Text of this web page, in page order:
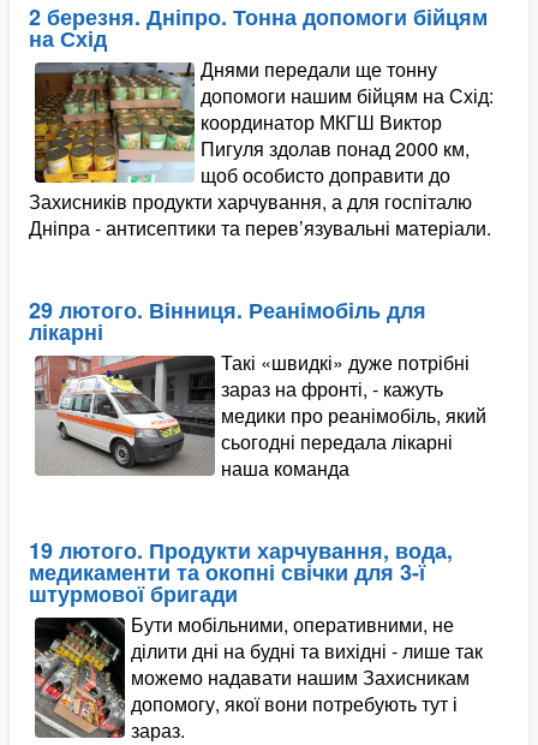
2 березня. Дніпро. Тонна допомоги бійцям
на Схід
Днями передали ще тонну
допомоги нашим бійцям на Схід:
координатор МКГШ Виктор
Пигуля здолав понад 2000 км,
щоб особисто доправити до
Захисників продукти харчування, а для госпіталю
Дніпра - антисептики та перев’язувальні матеріали.
29 лютого. Вінниця. Реанімобіль для
лікарні
Такі «швидкі» дуже потрібні
зараз на фронті, - кажуть
медики про реанімобіль, який
сьогодні передала лікарні
наша команда
19 лютого. Продукти харчування, вода,
медикаменти та окопні свічки для 3-ї
штурмової бригади
Бути мобільними, оперативними, не
ділити дні на будні та вихідні - лише так
можемо надавати нашим Захисникам
допомогу, якої вони потребують тут і
зараз.